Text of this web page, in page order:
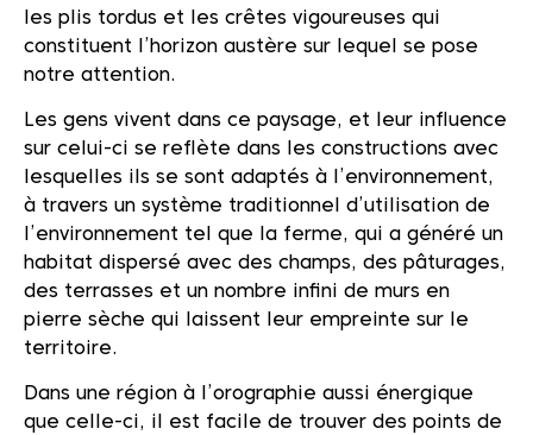
les plis tordus et les crêtes vigoureuses qui
constituent l’horizon austère sur lequel se pose
notre attention.
Les gens vivent dans ce paysage, et leur influence
sur celui-ci se reflète dans les constructions avec
lesquelles ils se sont adaptés à l’environnement,
à travers un système traditionnel d’utilisation de
l’environnement tel que la ferme, qui a généré un
habitat dispersé avec des champs, des pâturages,
des terrasses et un nombre infini de murs en
pierre sèche qui laissent leur empreinte sur le
territoire.
Dans une région à l’orographie aussi énergique
que celle-ci, il est facile de trouver des points de